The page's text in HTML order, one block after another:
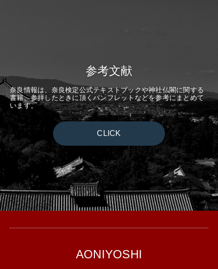
参考文献
奈良情報は、奈良検定公式テキストブックや神社仏閣に関する
書籍、参拝したときに頂くパンフレットなどを参考にまとめて
います。
CLICK
AONIYOSHI